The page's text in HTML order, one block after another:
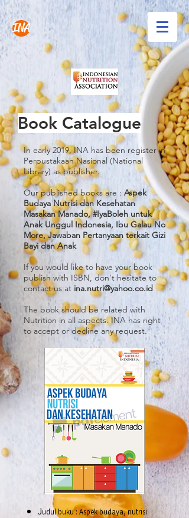
INA
Book Catalogue
In early 2019, INA has been register in
Perpustakaan Nasional (National
Library) as publisher.
Our published books are : Aspek
Budaya Nutrisi dan Kesehatan
Masakan Manado, #IyaBoleh untuk
Anak Unggul Indonesia, Ibu Galau No
More, Jawaban Pertanyaan terkait Gizi
Bayi dan Anak
If you would like to have your book
publish with ISBN, don't hesitate to
contact us at ina.nutri@yahoo.co.id
The book should be related with
Nutrition in all aspects. INA has right
to accept or decline any request.
Judul buku : Aspek budaya, nutrisi